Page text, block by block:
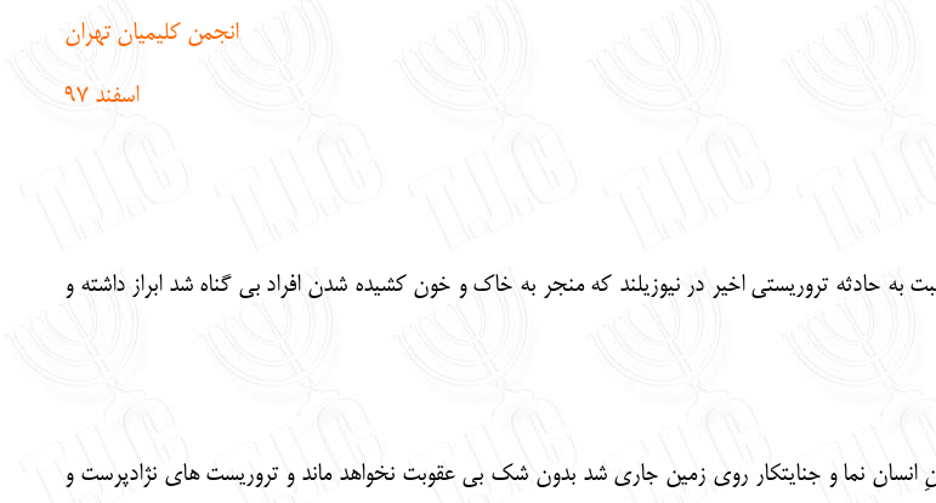
انجمن کلیمیان تهران
اسفند 97
به حادثه تروریستی اخیر در نیوزیلند که منجر به خاک و خون کشیده شدن افراد بی گناه شد ابراز داشته و
نما و جنایتکار روی زمین جاری شد بدون شک بی عقوبت نخواهد ماند و تروریست های نژادپرست و